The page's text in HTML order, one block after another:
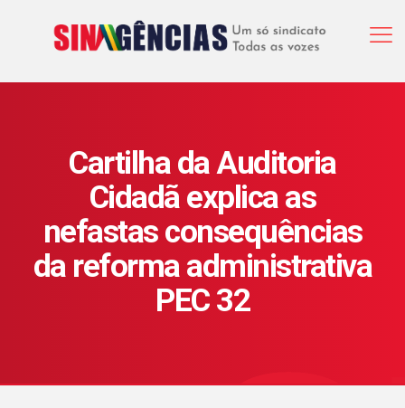
Cartilha da Auditoria
Cidadã explica as
nefastas consequências
da reforma administrativa
PEC 32